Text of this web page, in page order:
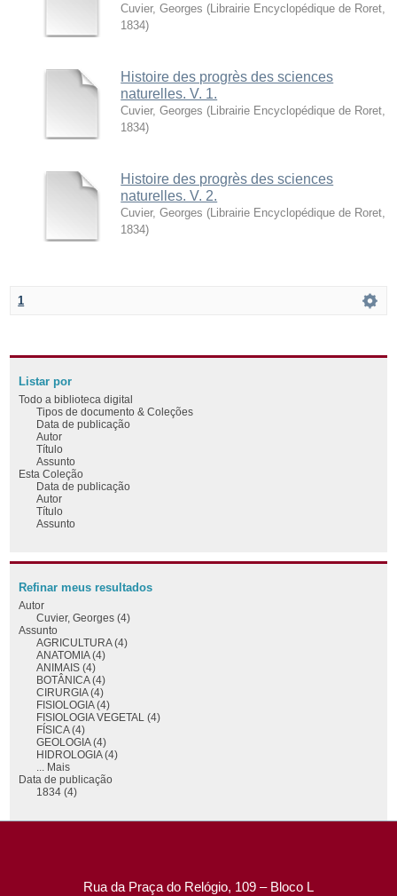
Cuvier, Georges ( Librairie Encyclopédique de Roret
1834)
Histoire des progrès des sciences
naturelles. V. 1.
Cuvier, Georges ( Librairie Encyclopédique de Roret
1834)
Histoire des progrès des sciences
naturelles. V. 2.
Cuvier, Georges ( Librairie Encyclopédique de Roret
1834)
1
Listar por
Todo a biblioteca digital
Tipos de documento & Coleções
Data de publicação
Autor
Título
Assunto
Esta Coleção
Data de publicação
Autor
Título
Assunto
Refinar meus resultados
Autor
Cuvier, Georges (4)
Assunto
AGRICULTURA (4)
ANATOMIA (4)
ANIMAIS (4)
BOTÂNICA (4)
CIRURGIA (4)
FISIOLOGIA (4)
FISIOLOGIA VEGETAL (4)
FÍSICA (4)
GEOLOGIA (4)
HIDROLOGIA (4)
... Mais
Data de publicação
1834 (4)
Rua da Praça do Relógio, 109 – Bloco L